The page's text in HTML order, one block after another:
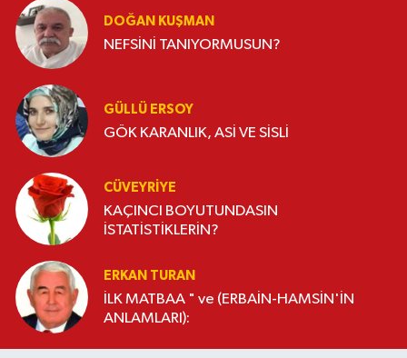
DOĞAN KUŞMAN
NEFSİNİ TANIYORMUSUN?
GÜLLÜ ERSOY
GÖK KARANLIK, ASİ VE SİSLİ
CÜVEYRIYE
KAÇINCI BOYUTUNDASIN
İSTATİSTİKLERİN?
ERKAN TURAN
İLK MATBAA " ve (ERBAİN-HAMSİN'İN
ANLAMLARI):